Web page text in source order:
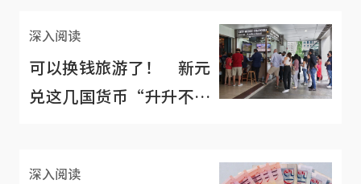
深入阅读
可以换钱旅游了！ 新元
兑这几国货币“升升不
深入阅读